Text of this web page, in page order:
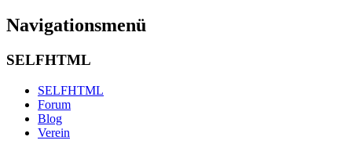
Navigationsmenü
SELFHTML
SELFHTML
Forum
Blog
Verein